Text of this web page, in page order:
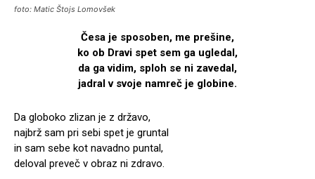
foto: Matic Štojs Lomovšek
Česa je sposoben, me prešine,
ko ob Dravi spet sem ga ugledal,
da ga vidim, sploh se ni zavedal,
jadral v svoje namreč je globine.
Da globoko zlizan je z državo,
najbrž sam pri sebi spet je gruntal
in sam sebe kot navadno puntal,
deloval preveč v obraz ni zdravo.